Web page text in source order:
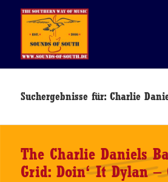
Suchergebnisse für: Charlie
The Charlie Daniels
Grid: Doin‘ It Dylan –